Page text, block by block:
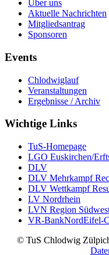
Über uns
Aktuelle Nachrichten
Mitgliedsantrag
Sponsoren
Events
Chlodwiglauf
Veranstaltungen
Ergebnisse / Archiv
Wichtige Links
TuS-Homepage
LGO Euskirchen/
DLV
DLV Mehrkampf
DLV Wettkampf
LV Nordrhein
LVN Region
VR-BankNordEifel-
© TuS Chlodwig